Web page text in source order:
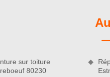
et expérimentée ?
lien avec la couverture.
sur toiture
80230